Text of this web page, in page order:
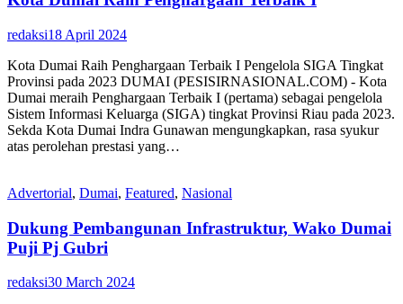
redaksi18 April 2024
Kota Dumai Raih Penghargaan Terbaik I Pengelola SIGA Tingkat
Provinsi pada 2023 DUMAI (PESISIRNASIONAL.COM) - Kota
Dumai meraih Penghargaan Terbaik I (pertama) sebagai pengelola
Sistem Informasi Keluarga (SIGA) tingkat Provinsi Riau pada 2023.
Sekda Kota Dumai Indra Gunawan mengungkapkan, rasa syukur
atas perolehan prestasi yang…
Advertorial, Dumai, Featured, Nasional
Dukung Pembangunan Infrastruktur, Wako Dumai
Puji Pj Gubri
redaksi30 March 2024